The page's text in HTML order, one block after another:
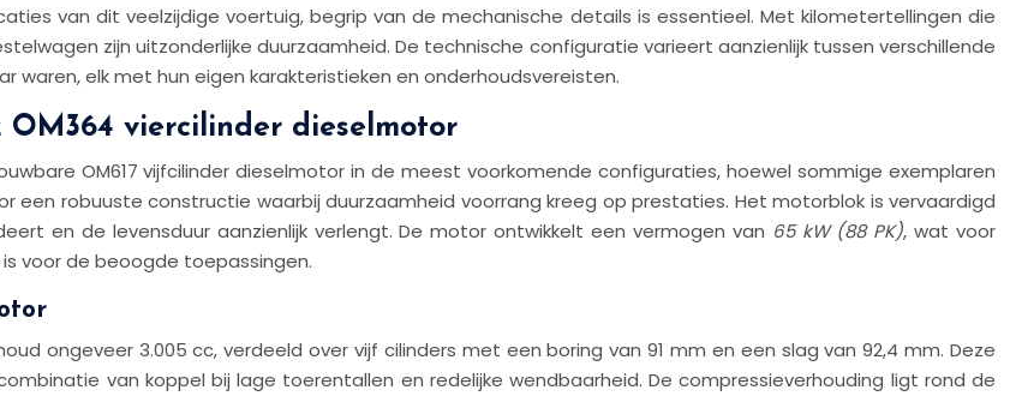
van dit veelzijdige voertuig, begrip van de mechanische details is essentieel. Met kilometertellingen die
zijn uitzonderlijke duurzaamheid. De technische configuratie varieert aanzienlijk tussen verschillende
waren, elk met hun eigen karakteristieken en onderhoudsvereisten.
OM364 viercilinder dieselmotor
OM617 vijfcilinder dieselmotor in de meest voorkomende configuraties, hoewel sommige exemplaren
een robuuste constructie waarbij duurzaamheid voorrang kreeg op prestaties. Het motorblok is vervaardigd
en de levensduur aanzienlijk verlengt. De motor ontwikkelt een vermogen van 65 kW (88 PK), wat voor
voor de beoogde toepassingen.
ongeveer 3.005 cc, verdeeld over vijf cilinders met een boring van 91 mm en een slag van 92,4 mm. Deze
van koppel bij lage toerentallen en redelijke wendbaarheid. De compressieverhouding ligt rond de